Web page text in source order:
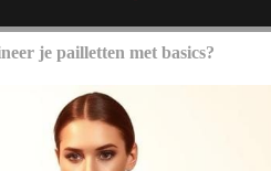
je pailletten met basics?